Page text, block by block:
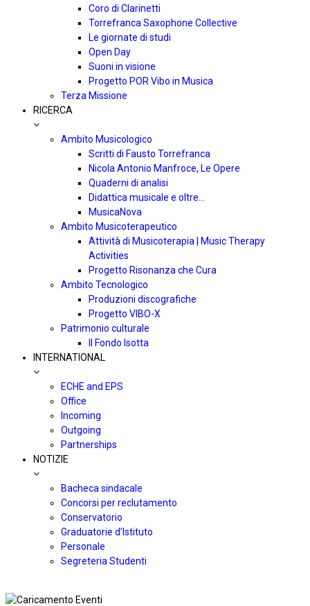
Coro di Clarinetti
Torrefranca Saxophone Collective
Le giornate di studi
Open Day
Suoni in visione
Progetto POR Vibo in Musica
Terza Missione
RICERCA
Ambito Musicologico
Scritti di Fausto Torrefranca
Nicola Antonio Manfroce, Le Opere
Quaderni di analisi
Didattica musicale e oltre…
MusicaNova
Ambito Musicoterapeutico
Attività di Musicoterapia | Music Therapy
Activities
Progetto Risonanza che Cura
Ambito Tecnologico
Produzioni discografiche
Progetto VIBO-X
Patrimonio culturale
Il Fondo Isotta
INTERNATIONAL
ECHE and EPS
Office
Incoming
Outgoing
Partnerships
NOTIZIE
Bacheca sindacale
Concorsi per reclutamento
Conservatorio
Graduatorie d’Istituto
Personale
Segreteria Studenti